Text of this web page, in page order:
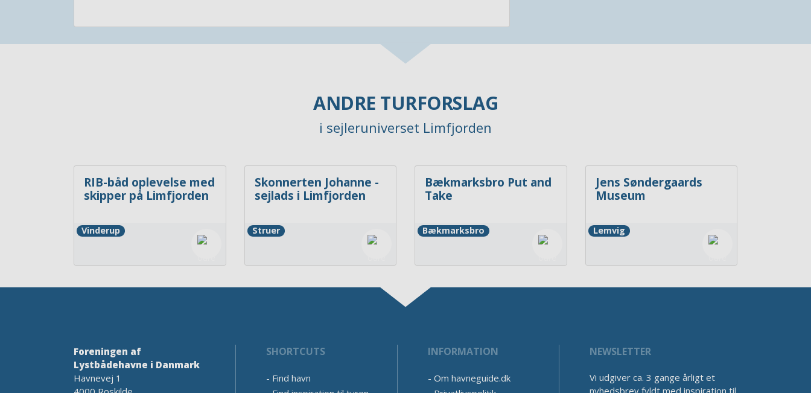
ANDRE TURFORSLAG
i sejleruniverset Limfjorden
RIB-båd oplevelse med
skipper på Limfjorden
Vinderup
Skonnerten Johanne -
sejlads i Limfjorden
Struer
Bækmarksbro Put and
Take
Bækmarksbro
Jens Søndergaards
Museum
Lemvig
Foreningen af
Lystbådehavne i Danmark
Havnevej 1
SHORTCUTS
Find havn
INFORMATION
Om havneguide.dk
NEWSLETTER
Vi udgiver ca. 3 gange årligt et
nyhedsbrev fyldt med inspiration til